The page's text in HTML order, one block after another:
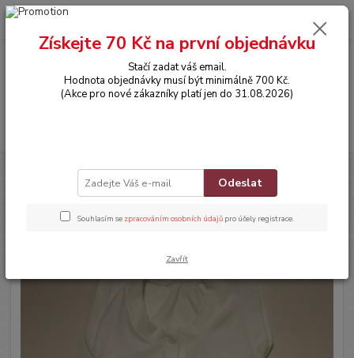
0,00 Kč
OBLEČENÍ Overálek bez rukávů
Overálek bez rukávů
Získejte 70 Kč na první objednávku
Stačí zadat váš email.
Hodnota objednávky musí být minimálně 700 Kč.
(Akce pro nové zákazníky platí jen do 31.08.2026)
Odeslat
Souhlasím se zpracováním osobních údajů pro účely registrace.
Zavřít